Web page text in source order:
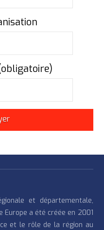
et départementale,
Europe a été créée en 2001
et le rôle de la région au